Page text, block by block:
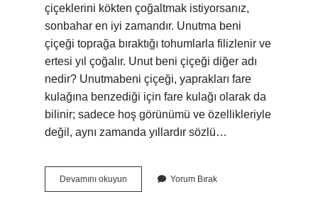
çiçeklerini kökten çoğaltmak istiyorsanız,
sonbahar en iyi zamandır. Unutma beni
çiçeği toprağa bıraktığı tohumlarla filizlenir ve
ertesi yıl çoğalır. Unut beni çiçeği diğer adı
nedir? Unutmabeni çiçeği, yaprakları fare
kulağına benzediği için fare kulağı olarak da
bilinir; sadece hoş görünümü ve özellikleriyle
değil, aynı zamanda yıllardır sözlü…
Devamını okuyun
Beni
Yorum Bırak